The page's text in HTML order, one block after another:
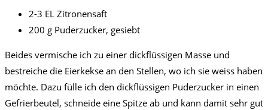
2-3 EL Zitronensaft
200 g Puderzucker, gesiebt
Beides vermische ich zu einer dickflüssigen Masse und
bestreiche die Eierkekse an den Stellen, wo ich sie weiss haben
möchte. Dazu fülle ich den dickflüssigen Puderzucker in einen
Gefrierbeutel, schneide eine Spitze ab und kann damit sehr gut